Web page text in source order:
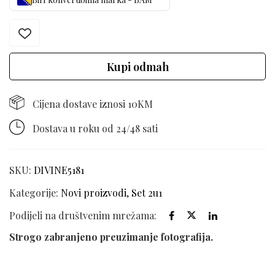
Kupi odmah
Cijena dostave iznosi 10KM
Dostava u roku od 24/48 sati
SKU: DIVINE5181
Kategorije: Novi proizvodi, Set 2u1
Podijeli na društvenim mrežama:
Strogo zabranjeno preuzimanje fotografija.